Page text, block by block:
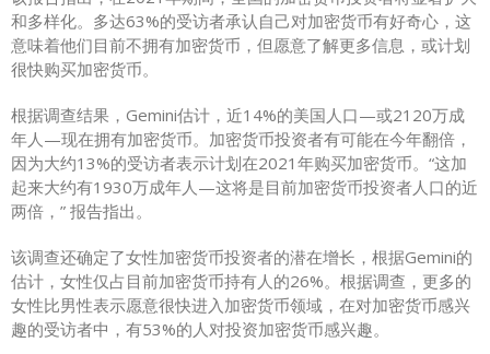
和多样化。多达63%的受访者承认自己对加密货币有好奇心，这
意味着他们目前不拥有加密货币，但愿意了解更多信息，或计划
很快购买加密货币。
根据调查结果，Gemini估计，近14%的美国人口—或2120万成
年人—现在拥有加密货币。加密货币投资者有可能在今年翻倍，
因为大约13%的受访者表示计划在2021年购买加密货币。“这加
起来大约有1930万成年人—这将是目前加密货币投资者人口的近
两倍，” 报告指出。
该调查还确定了女性加密货币投资者的潜在增长，根据Gemini的
估计，女性仅占目前加密货币持有人的26%。根据调查，更多的
女性比男性表示愿意很快进入加密货币领域，在对加密货币感兴
趣的受访者中，有53%的人对投资加密货币感兴趣。